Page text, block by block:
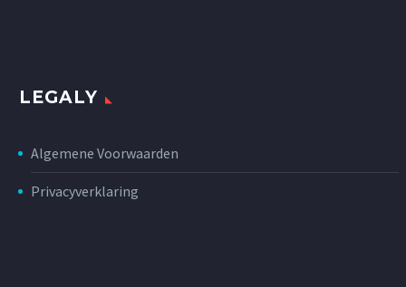
LEGALY
Algemene Voorwaarden
Privacyverklaring